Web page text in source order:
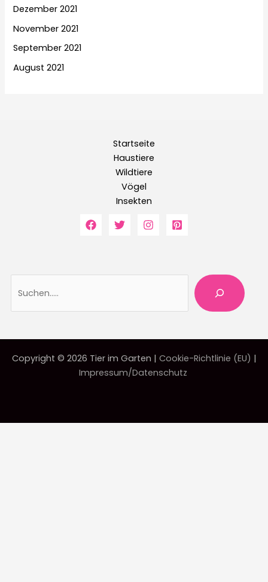
Dezember 2021
November 2021
September 2021
August 2021
Startseite
Haustiere
Wildtiere
Vögel
Insekten
Copyright © 2026 Tier im Garten | Cookie-Richtlinie (EU) |
Impressum/Datenschutz